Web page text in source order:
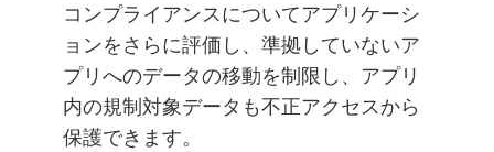
コンプライアンスについてアプリケーシ
ョンをさらに評価し、準拠していないア
プリへのデータの移動を制限し、アプリ
内の規制対象データも不正アクセスから
保護できます。